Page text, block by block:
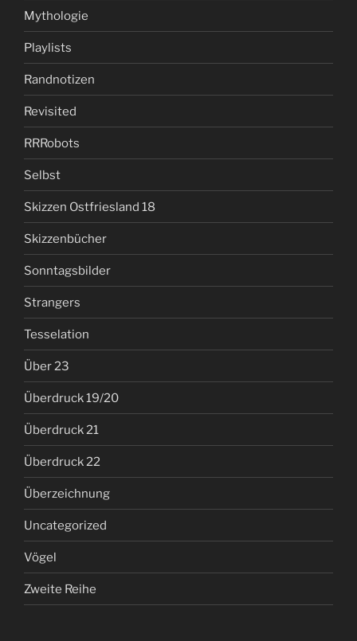
Mythologie
Playlists
Randnotizen
Revisited
RRRobots
Selbst
Skizzen Ostfriesland 18
Skizzenbücher
Sonntagsbilder
Strangers
Tesselation
Über 23
Überdruck 19/20
Überdruck 21
Überdruck 22
Überzeichnung
Uncategorized
Vögel
Zweite Reihe